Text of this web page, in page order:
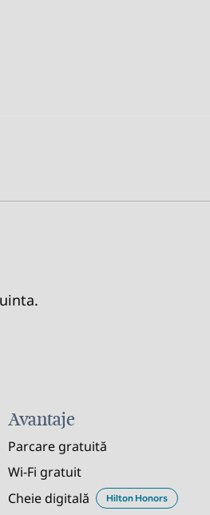
Avantaje
Parcare gratuită
Wi-Fi gratuit
Cheie digitală
Hilton Honors